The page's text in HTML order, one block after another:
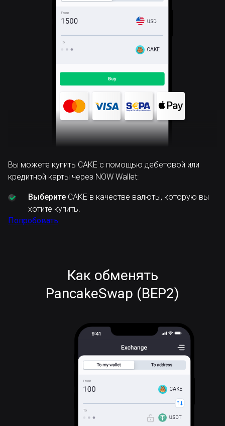
CAKE
Вы можете купить CAKE с помощью дебетовой или
кредитной карты через NOW Wallet:
Выберите CAKE в качестве валюты, которую вы
хотите купить.
Попробовать
Как обменять
PancakeSwap (BEP2)
CAKE